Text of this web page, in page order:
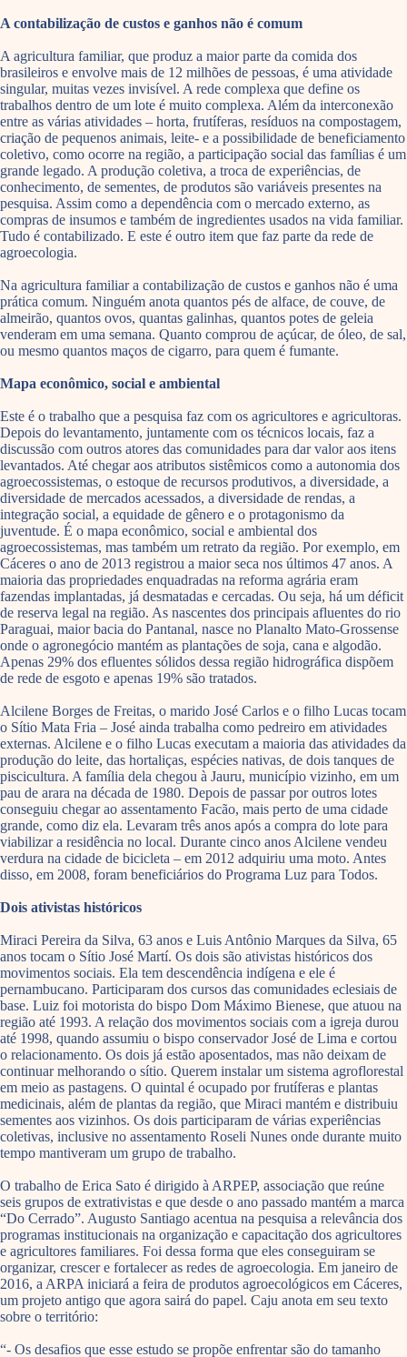
A contabilização de custos e ganhos não é comum
A agricultura familiar, que produz a maior parte da comida dos
brasileiros e envolve mais de 12 milhões de pessoas, é uma atividade
singular, muitas vezes invisível. A rede complexa que define os
trabalhos dentro de um lote é muito complexa. Além da interconexão
entre as várias atividades – horta, frutíferas, resíduos na compostagem,
criação de pequenos animais, leite- e a possibilidade de beneficiamento
coletivo, como ocorre na região, a participação social das famílias é um
grande legado. A produção coletiva, a troca de experiências, de
conhecimento, de sementes, de produtos são variáveis presentes na
pesquisa. Assim como a dependência com o mercado externo, as
compras de insumos e também de ingredientes usados na vida familiar.
Tudo é contabilizado. E este é outro item que faz parte da rede de
agroecologia.
Na agricultura familiar a contabilização de custos e ganhos não é uma
prática comum. Ninguém anota quantos pés de alface, de couve, de
almeirão, quantos ovos, quantas galinhas, quantos potes de geleia
venderam em uma semana. Quanto comprou de açúcar, de óleo, de sal,
ou mesmo quantos maços de cigarro, para quem é fumante.
Mapa econômico, social e ambiental
Este é o trabalho que a pesquisa faz com os agricultores e agricultoras.
Depois do levantamento, juntamente com os técnicos locais, faz a
discussão com outros atores das comunidades para dar valor aos itens
levantados. Até chegar aos atributos sistêmicos como a autonomia dos
agroecossistemas, o estoque de recursos produtivos, a diversidade, a
diversidade de mercados acessados, a diversidade de rendas, a
integração social, a equidade de gênero e o protagonismo da
juventude. É o mapa econômico, social e ambiental dos
agroecossistemas, mas também um retrato da região. Por exemplo, em
Cáceres o ano de 2013 registrou a maior seca nos últimos 47 anos. A
maioria das propriedades enquadradas na reforma agrária eram
fazendas implantadas, já desmatadas e cercadas. Ou seja, há um déficit
de reserva legal na região. As nascentes dos principais afluentes do rio
Paraguai, maior bacia do Pantanal, nasce no Planalto Mato-Grossense
onde o agronegócio mantém as plantações de soja, cana e algodão.
Apenas 29% dos efluentes sólidos dessa região hidrográfica dispõem
de rede de esgoto e apenas 19% são tratados.
Alcilene Borges de Freitas, o marido José Carlos e o filho Lucas tocam
o Sítio Mata Fria – José ainda trabalha como pedreiro em atividades
externas. Alcilene e o filho Lucas executam a maioria das atividades da
produção do leite, das hortaliças, espécies nativas, de dois tanques de
piscicultura. A família dela chegou à Jauru, município vizinho, em um
pau de arara na década de 1980. Depois de passar por outros lotes
conseguiu chegar ao assentamento Facão, mais perto de uma cidade
grande, como diz ela. Levaram três anos após a compra do lote para
viabilizar a residência no local. Durante cinco anos Alcilene vendeu
verdura na cidade de bicicleta – em 2012 adquiriu uma moto. Antes
disso, em 2008, foram beneficiários do Programa Luz para Todos.
Dois ativistas históricos
Miraci Pereira da Silva, 63 anos e Luis Antônio Marques da Silva, 65
anos tocam o Sítio José Martí. Os dois são ativistas históricos dos
movimentos sociais. Ela tem descendência indígena e ele é
pernambucano. Participaram dos cursos das comunidades eclesiais de
base. Luiz foi motorista do bispo Dom Máximo Bienese, que atuou na
região até 1993. A relação dos movimentos sociais com a igreja durou
até 1998, quando assumiu o bispo conservador José de Lima e cortou
o relacionamento. Os dois já estão aposentados, mas não deixam de
continuar melhorando o sítio. Querem instalar um sistema agroflorestal
em meio as pastagens. O quintal é ocupado por frutíferas e plantas
medicinais, além de plantas da região, que Miraci mantém e distribuiu
sementes aos vizinhos. Os dois participaram de várias experiências
coletivas, inclusive no assentamento Roseli Nunes onde durante muito
tempo mantiveram um grupo de trabalho.
O trabalho de Erica Sato é dirigido à ARPEP, associação que reúne
seis grupos de extrativistas e que desde o ano passado mantém a marca
“Do Cerrado”. Augusto Santiago acentua na pesquisa a relevância dos
programas institucionais na organização e capacitação dos agricultores
e agricultores familiares. Foi dessa forma que eles conseguiram se
organizar, crescer e fortalecer as redes de agroecologia. Em janeiro de
2016, a ARPA iniciará a feira de produtos agroecológicos em Cáceres,
um projeto antigo que agora sairá do papel. Caju anota em seu texto
sobre o território:
“- Os desafios que esse estudo se propõe enfrentar são do tamanho